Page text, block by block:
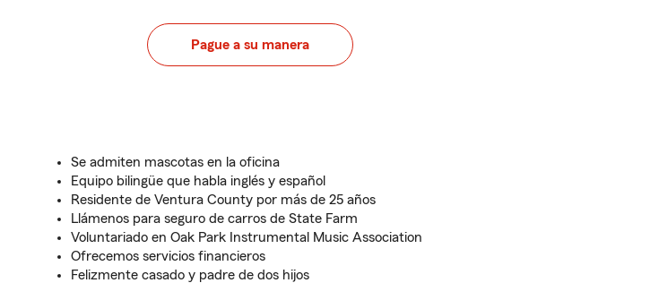
Pague a su manera
Se admiten mascotas en la oficina
Equipo bilingüe que habla inglés y español
Residente de Ventura County por más de 25 años
Llámenos para seguro de carros de State Farm
Voluntariado en Oak Park Instrumental Music Association
Ofrecemos servicios financieros
Felizmente casado y padre de dos hijos